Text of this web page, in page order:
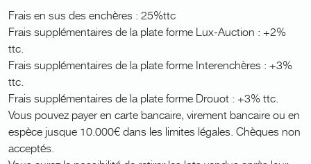
Frais en sus des enchères : 25%ttc
Frais supplémentaires de la plate forme Lux-Auction : +2%
ttc.
Frais supplémentaires de la plate forme Interenchères : +3%
ttc.
Frais supplémentaires de la plate forme Drouot : +3% ttc.
Vous pouvez payer en carte bancaire, virement bancaire ou en
espèce jusque 10.000€ dans les limites légales. Chèques non
acceptés.